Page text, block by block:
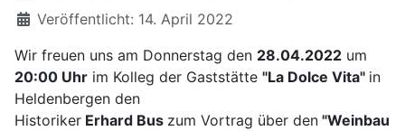
Veröffentlicht: 14. April 2022
Wir freuen uns am Donnerstag den 28.04.2022 um
20:00 Uhr im Kolleg der Gaststätte "La Dolce Vita" in
Heldenbergen den
Historiker Erhard Bus zum Vortrag über den "Weinbau